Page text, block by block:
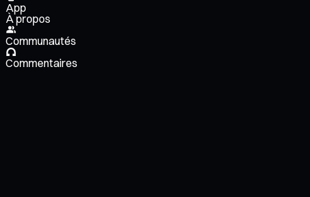
App
À propos
Communautés
Commentaires